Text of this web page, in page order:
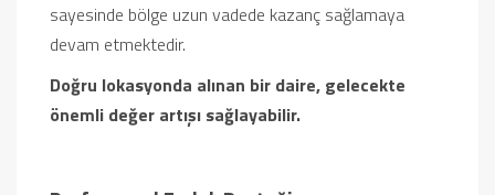
sayesinde bölge uzun vadede kazanç sağlamaya
devam etmektedir.
Doğru lokasyonda alınan bir daire, gelecekte
önemli değer artışı sağlayabilir.